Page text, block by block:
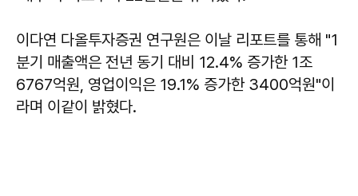
이다연 다올투자증권 연구원은 이날 리포트를 통해 "1
분기 매출액은 전년 동기 대비 12.4% 증가한 1조
6767억원, 영업이익은 19.1% 증가한 3400억원"이
라며 이같이 밝혔다.